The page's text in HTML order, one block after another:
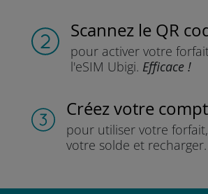
Scannez le QR
pour activer votre
l'eSIM Ubigi. Efficace !
Créez votre
pour utiliser votre forfait,
votre solde et recharger.